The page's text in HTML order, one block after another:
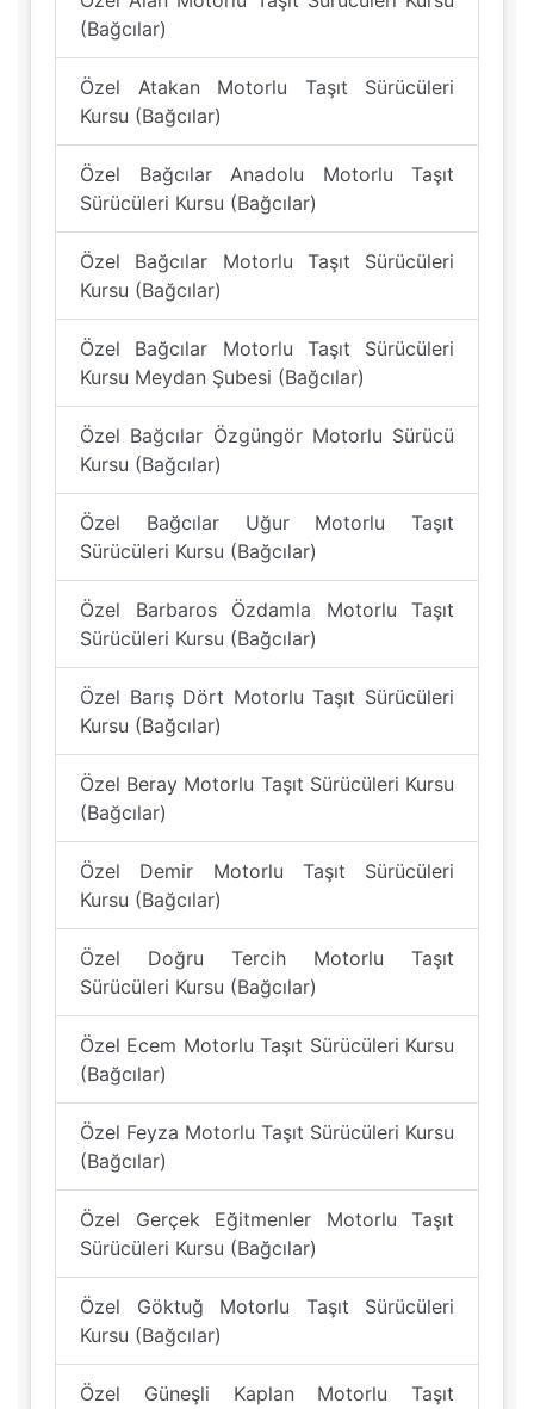
(Bağcılar)
Özel Atakan Motorlu Taşıt Sürücüleri
Kursu (Bağcılar)
Özel Bağcılar Anadolu Motorlu Taşıt
Sürücüleri Kursu (Bağcılar)
Özel Bağcılar Motorlu Taşıt Sürücüleri
Kursu (Bağcılar)
Özel Bağcılar Motorlu Taşıt Sürücüleri
Kursu Meydan Şubesi (Bağcılar)
Özel Bağcılar Özgüngör Motorlu Sürücü
Kursu (Bağcılar)
Özel Bağcılar Uğur Motorlu Taşıt
Sürücüleri Kursu (Bağcılar)
Özel Barbaros Özdamla Motorlu Taşıt
Sürücüleri Kursu (Bağcılar)
Özel Barış Dört Motorlu Taşıt Sürücüleri
Kursu (Bağcılar)
Özel Beray Motorlu Taşıt Sürücüleri Kursu
(Bağcılar)
Özel Demir Motorlu Taşıt Sürücüleri
Kursu (Bağcılar)
Özel Doğru Tercih Motorlu Taşıt
Sürücüleri Kursu (Bağcılar)
Özel Ecem Motorlu Taşıt Sürücüleri Kursu
(Bağcılar)
Özel Feyza Motorlu Taşıt Sürücüleri Kursu
(Bağcılar)
Özel Gerçek Eğitmenler Motorlu Taşıt
Sürücüleri Kursu (Bağcılar)
Özel Göktuğ Motorlu Taşıt Sürücüleri
Kursu (Bağcılar)
Özel Güneşli Kaplan Motorlu Taşıt